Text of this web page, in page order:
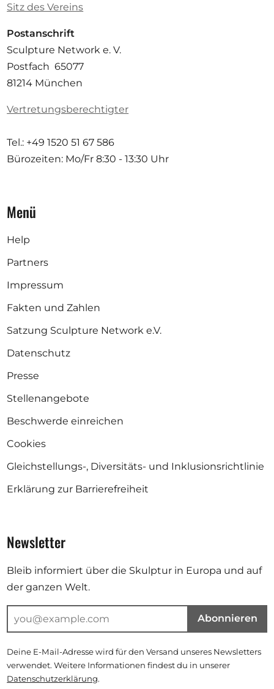
Sitz des Vereins
Postanschrift
Sculpture Network e. V.
Postfach 65077
81214 München
Vertretungsberechtigter
Tel.: +49 1520 51 67 586
Bürozeiten: Mo/Fr 8:30 - 13:30 Uhr
Menü
Help
Partners
Impressum
Fakten und Zahlen
Satzung Sculpture Network e.V.
Datenschutz
Presse
Stellenangebote
Beschwerde einreichen
Cookies
Gleichstellungs-, Diversitäts- und Inklusionsrichtlinie
Erklärung zur Barrierefreiheit
Newsletter
Bleib informiert über die Skulptur in Europa und auf
der ganzen Welt.
Abonnieren
Deine E-Mail-Adresse wird für den Versand unseres Newsletters
verwendet. Weitere Informationen findest du in unserer
Datenschutzerklärung.